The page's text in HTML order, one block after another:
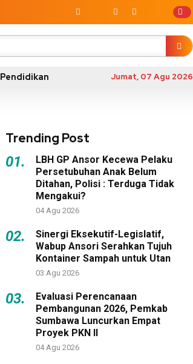
Pendidikan Jumat, 07 Agu 2026
Trending Post
01.
LBH GP Ansor Kecewa Pelaku
Persetubuhan Anak Belum
Ditahan, Polisi : Terduga Tidak
Mengakui?
04 Agu 2026
02.
Sinergi Eksekutif-Legislatif,
Wabup Ansori Serahkan Tujuh
Kontainer Sampah untuk Utan
03 Agu 2026
03.
Evaluasi Perencanaan
Pembangunan 2026, Pemkab
Sumbawa Luncurkan Empat
Proyek PKN II
04 Agu 2026